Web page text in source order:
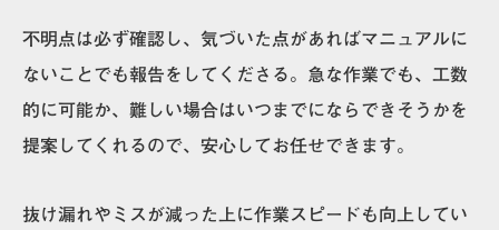
不明点は必ず確認し、気づいた点があればマニュアルに
ないことでも報告をしてくださる。急な作業でも、工数
的に可能か、難しい場合はいつまでにならできそうかを
提案してくれるので、安心してお任せできます。
抜け漏れやミスが減った上に作業スピードも向上してい